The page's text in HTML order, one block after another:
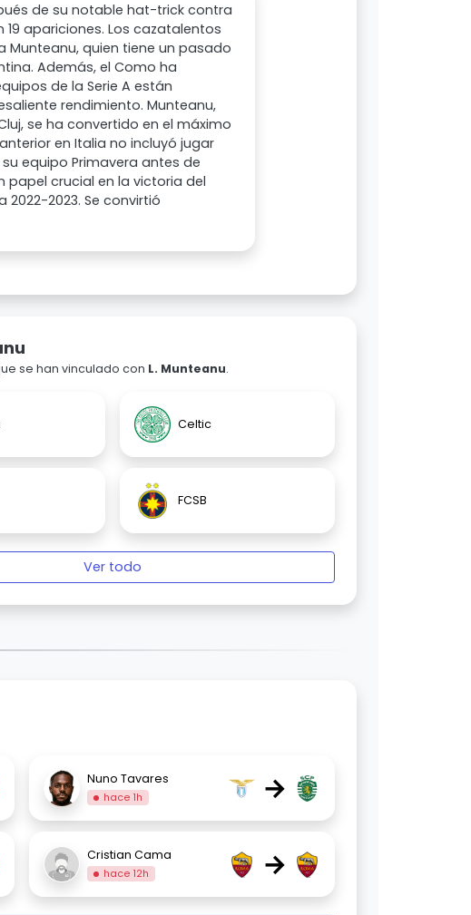
de su notable hat-trick contra
apariciones. Los cazatalentos
Munteanu, quien tiene un pasado
Además, el Como ha
de la Serie A están
rendimiento. Munteanu,
se ha convertido en el máximo
en Italia no incluyó jugar
equipo Primavera antes de
papel crucial en la victoria del
2023. Se convirtió
se han vinculado con L. Munteanu.
Celtic
FCSB
Ver todo
Nuno Tavares
hace 1h →
Cristian Cama
hace 12h →